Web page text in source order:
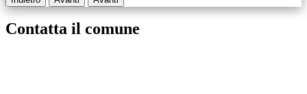
Contatta il comune